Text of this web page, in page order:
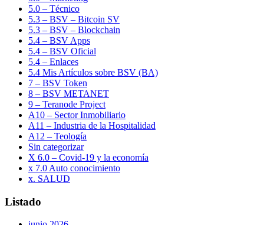
5.0 – Técnico
5.3 – BSV – Bitcoin SV
5.3 – BSV – Blockchain
5.4 – BSV Apps
5.4 – BSV Oficial
5.4 – Enlaces
5.4 Mis Artículos sobre BSV (BA)
7 – BSV Token
8 – BSV METANET
9 – Teranode Project
A10 – Sector Inmobiliario
A11 – Industria de la Hospitalidad
A12 – Teología
Sin categorizar
X 6.0 – Covid-19 y la economía
x 7.0 Auto conocimiento
x. SALUD
Listado